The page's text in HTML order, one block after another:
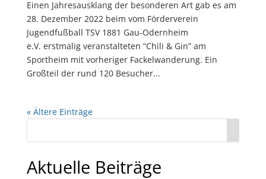
Einen Jahresausklang der besonderen Art gab es am
28. Dezember 2022 beim vom Förderverein
Jugendfußball TSV 1881 Gau-Odernheim
e.V. erstmalig veranstalteten “Chili & Gin” am
Sportheim mit vorheriger Fackelwanderung. Ein
Großteil der rund 120 Besucher...
« Ältere Einträge
Aktuelle Beiträge